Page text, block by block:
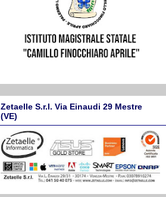
Zetaelle S.r.l. Via Einaudi 29 Mestre
(VE)